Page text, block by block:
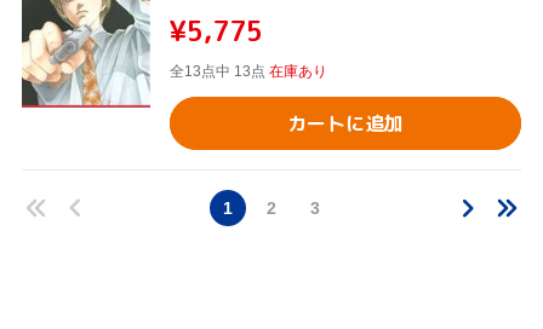
¥5,775
全13点中 13点 在庫あり
カートに追加
1 2 3